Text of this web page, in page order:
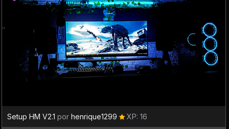
Setup HM V2.1 por henrique1299 XP: 16